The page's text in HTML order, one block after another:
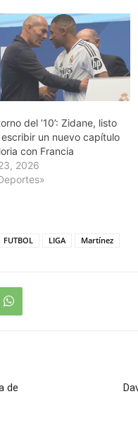
del ’10’: Zidane, listo
un nuevo capítulo
con Francia
2026
FUTBOL LIGA Martínez
de